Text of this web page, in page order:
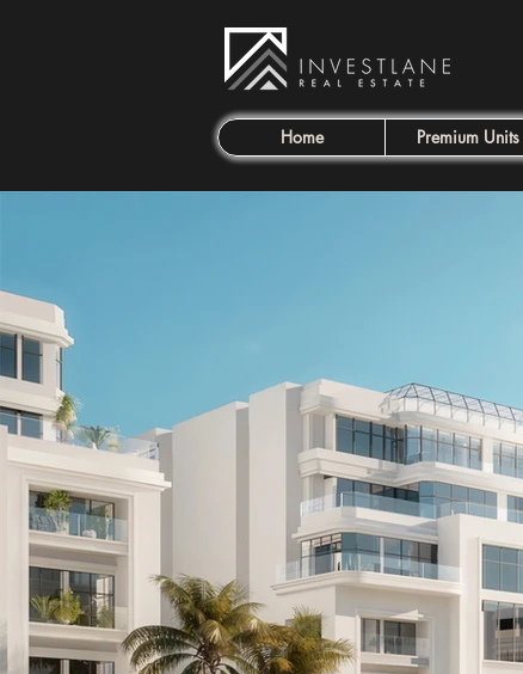
Home Premium Units